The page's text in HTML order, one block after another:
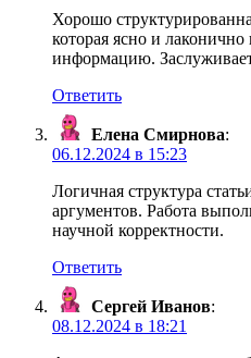
Хорошо
которая ясно и
информацию.
Ответить
Елена Смирнова:
06.12.2024 в 15:23
Логичная структура
аргументов. Работа
научной корректности.
Ответить
Сергей Иванов:
08.12.2024 в 18:21